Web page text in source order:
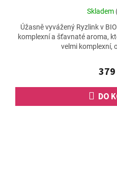
5
Skladem
DO
Úžasně vyvážený Ryzlink v
komplexní a šťavnaté aroma,
velmi komplexní,